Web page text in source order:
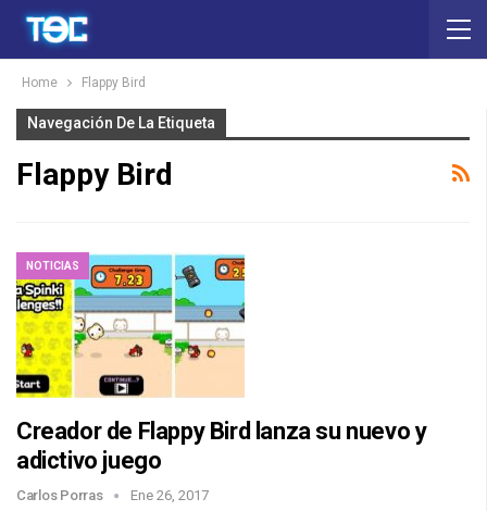
Home Flappy Bird
Navegación De La Etiqueta
Flappy Bird
NOTICIAS
Creador de Flappy Bird lanza su nuevo y
adictivo juego
Carlos Porras Ene 26, 2017